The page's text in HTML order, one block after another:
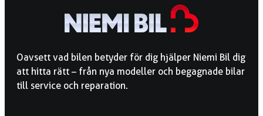
Oavsett vad bilen betyder för dig hjälper Niemi Bil dig
att hitta rätt – från nya modeller och begagnade bilar
till service och reparation.